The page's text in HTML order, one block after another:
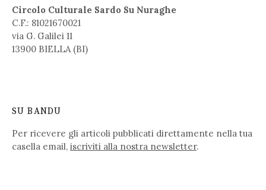
Circolo Culturale Sardo Su Nuraghe
C.F.: 81021670021
via G. Galilei 11
13900 BIELLA (BI)
SU BANDU
Per ricevere gli articoli pubblicati direttamente nella tua
casella email, iscriviti alla nostra newsletter.